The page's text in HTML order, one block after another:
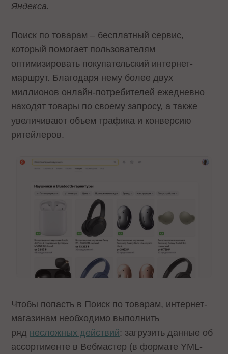
Яндекса.
Поиск по товарам – бесплатный сервис,
который помогает пользователям
оптимизировать покупательский интернет-
маршрут. Благодаря нему более двух
миллионов онлайн-потребителей ежедневно
находят товары по своему запросу, а также
увеличивают объем трафика и конверсию
ритейлеров.
Чтобы попасть в Поиск по товарам, интернет-
магазинам необходимо выполнить
ряд несложных действий: загрузить данные об
ассортименте в Вебмастер (в формате YML-